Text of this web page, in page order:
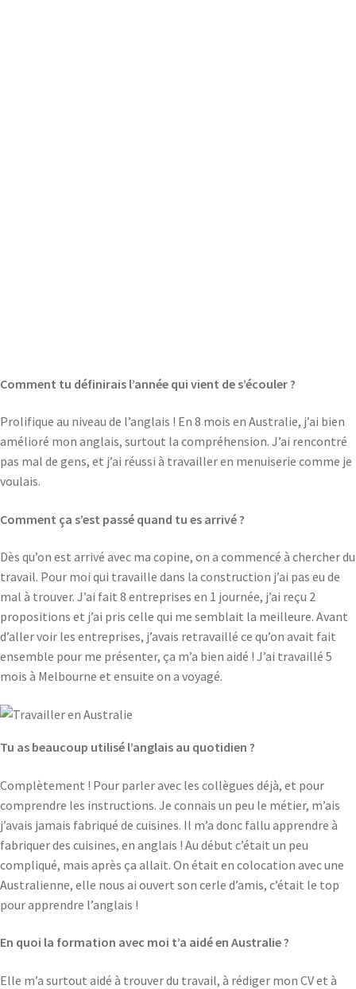
Comment tu définirais l’année qui vient de s’écouler ?
Prolifique au niveau de l’anglais ! En 8 mois en Australie, j’ai bien
amélioré mon anglais, surtout la compréhension. J’ai rencontré
pas mal de gens, et j’ai réussi à travailler en menuiserie comme je
voulais.
Comment ça s’est passé quand tu es arrivé ?
Dès qu’on est arrivé avec ma copine, on a commencé à chercher du
travail. Pour moi qui travaille dans la construction j’ai pas eu de
mal à trouver. J’ai fait 8 entreprises en 1 journée, j’ai reçu 2
propositions et j’ai pris celle qui me semblait la meilleure. Avant
d’aller voir les entreprises, j’avais retravaillé ce qu’on avait fait
ensemble pour me présenter, ça m’a bien aidé ! J’ai travaillé 5
mois à Melbourne et ensuite on a voyagé.
Tu as beaucoup utilisé l’anglais au quotidien ?
Complètement ! Pour parler avec les collègues déjà, et pour
comprendre les instructions. Je connais un peu le métier, m’ais
j’avais jamais fabriqué de cuisines. Il m’a donc fallu apprendre à
fabriquer des cuisines, en anglais ! Au début c’était un peu
compliqué, mais après ça allait. On était en colocation avec une
Australienne, elle nous ai ouvert son cerle d’amis, c’était le top
pour apprendre l’anglais !
En quoi la formation avec moi t’a aidé en Australie ?
Elle m’a surtout aidé à trouver du travail, à rédiger mon CV et à